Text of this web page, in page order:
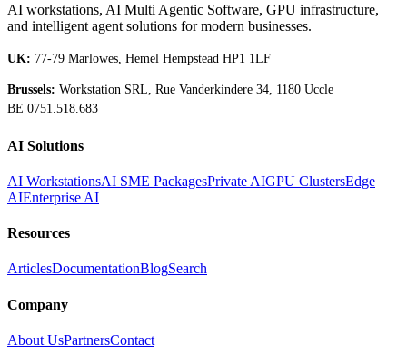
AI workstations, AI Multi Agentic Software, GPU infrastructure,
and intelligent agent solutions for modern businesses.
UK: 77-79 Marlowes, Hemel Hempstead HP1 1LF
Brussels: Workstation SRL, Rue Vanderkindere 34, 1180 Uccle
BE 0751.518.683
AI Solutions
AI WorkstationsAI SME PackagesPrivate AIGPU ClustersEdge
AIEnterprise AI
Resources
ArticlesDocumentationBlogSearch
Company
About UsPartnersContact